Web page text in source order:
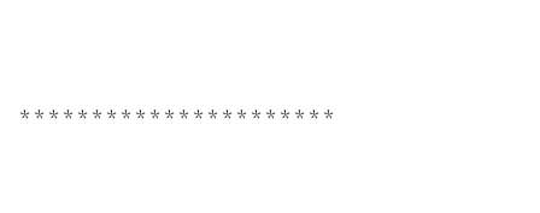
* * * * * * * * * * * * * * * * * * * * * *